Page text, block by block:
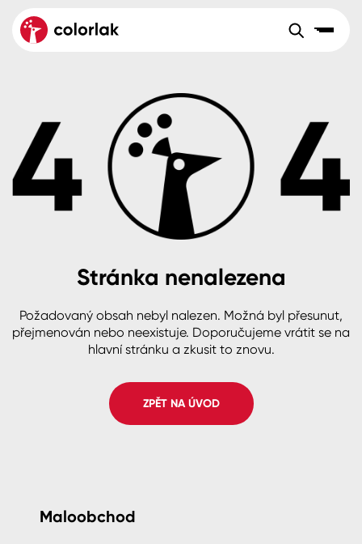
Velkoobchod Sortiment
Aktuality
Reference
O společnosti
B2B +420 800 145 555Po – Pá: 8:00–15:00
Česko
Slovensko Polsko Worldwide
Dřevo
Beton, asfalt, minerální podklady
Plast, sklo, keramika
Stěny
Fasády
Spreje
Colorlak Dekor
Colorlak Profi
Colorlak Pta
Stránka nenalezena
Požadovaný obsah nebyl nalezen. Možná byl přesunut,
přejmenován nebo neexistuje. Doporučujeme vrátit se na
hlavní stránku a zkusit to znovu.
ZPĚT NA ÚVOD
Maloobchod